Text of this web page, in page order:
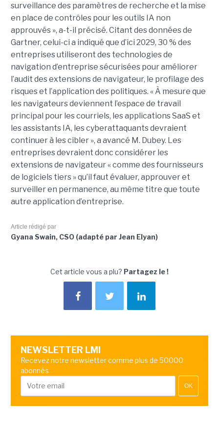
surveillance des paramètres de recherche et la mise
en place de contrôles pour les outils IA non
approuvés », a-t-il précisé. Citant des données de
Gartner, celui-ci a indiqué que d’ici 2029, 30 % des
entreprises utiliseront des technologies de
navigation d’entreprise sécurisées pour améliorer
l’audit des extensions de navigateur, le profilage des
risques et l’application des politiques. « À mesure que
les navigateurs deviennent l’espace de travail
principal pour les courriels, les applications SaaS et
les assistants IA, les cyberattaquants devraient
continuer à les cibler », a avancé M. Dubey. Les
entreprises devraient donc considérer les
extensions de navigateur « comme des fournisseurs
de logiciels tiers » qu’il faut évaluer, approuver et
surveiller en permanence, au même titre que toute
autre application d’entreprise.
Article rédigé par
Gyana Swain, CSO (adapté par Jean Elyan)
Cet article vous a plu? Partagez le !
NEWSLETTER LMI
Recevez notre newsletter comme plus de 50000
abonnés
OK